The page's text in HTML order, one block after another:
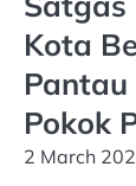
Kota
Pokok
2 March